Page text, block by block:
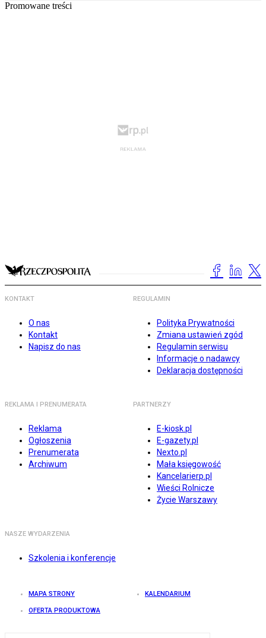
Promowane treści
KONTAKT
O nas
Kontakt
Napisz do nas
REGULAMIN
Polityka Prywatności
Zmiana ustawień zgód
Regulamin serwisu
Informacje o nadawcy
Deklaracja dostępności
REKLAMA I PRENUMERATA
Reklama
Ogłoszenia
Prenumerata
Archiwum
PARTNERZY
E-kiosk.pl
E-gazety.pl
Nexto.pl
Mała księgowość
Kancelarierp.pl
Wieści Rolnicze
Życie Warszawy
NASZE WYDARZENIA
Szkolenia i konferencje
MAPA STRONY KALENDARIUM
OFERTA PRODUKTOWA